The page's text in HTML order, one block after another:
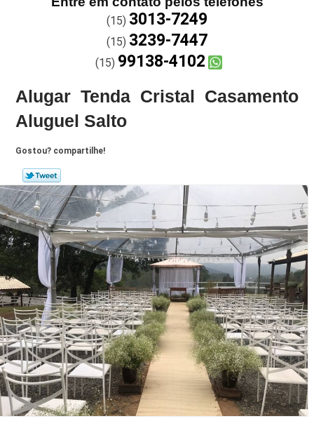
(15) 3013-7249
(15) 3239-7447
(15) 99138-4102
Alugar Tenda Cristal Casamento
Aluguel Salto
Gostou? compartilhe!